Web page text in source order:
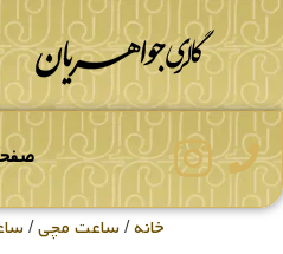
خانه/ساعت مچی/